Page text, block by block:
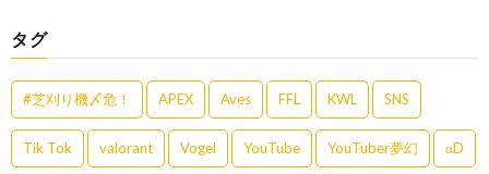
タグ
#芝刈り機〆危！ APEX Aves FFL KWL SNS
Tik Tok valorant Vogel YouTube YouTuber夢幻 αD